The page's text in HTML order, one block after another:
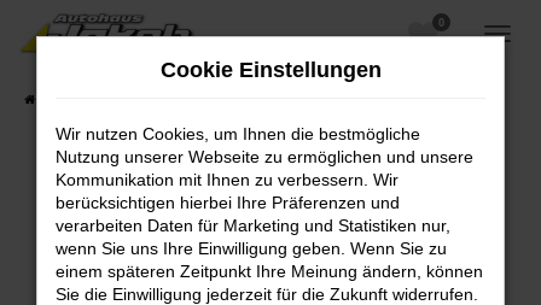
Zum
Hauptinhalt
0
Fehler: Network Error
Beim Laden ist ein Fehler aufgetreten.
Hier sind ein paar Tipps, die dir helfen können:
Cookie Einstellungen
Wir nutzen Cookies, um Ihnen die bestmögliche
Nutzung unserer Webseite zu ermöglichen und unsere
Kommunikation mit Ihnen zu verbessern. Wir
berücksichtigen hierbei Ihre Präferenzen und
verarbeiten Daten für Marketing und Statistiken nur,
wenn Sie uns Ihre Einwilligung geben. Wenn Sie zu
einem späteren Zeitpunkt Ihre Meinung ändern, können
Sie die Einwilligung jederzeit für die Zukunft widerrufen.